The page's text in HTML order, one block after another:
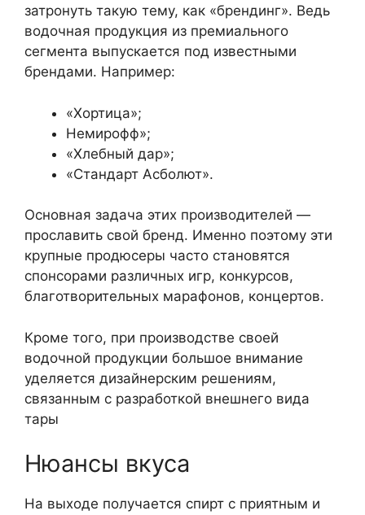
затронуть такую ​​тему, как «брендинг». Ведь
водочная продукция из премиального
сегмента выпускается под известными
брендами. Например:
«Хортица»;
Немирофф»;
«Хлебный дар»;
«Стандарт Асболют».
Основная задача этих производителей —
прославить свой бренд. Именно поэтому эти
крупные продюсеры часто становятся
спонсорами различных игр, конкурсов,
благотворительных марафонов, концертов.
Кроме того, при производстве своей
водочной продукции большое внимание
уделяется дизайнерским решениям,
связанным с разработкой внешнего вида
тары
Нюансы вкуса
На выходе получается спирт с приятным и